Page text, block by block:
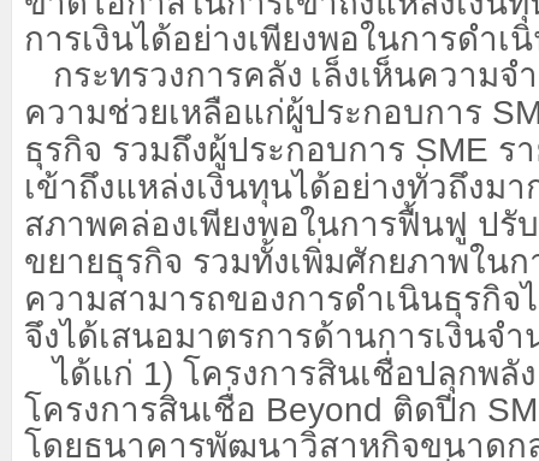
การเงินได้อย่างเพียงพอในการดำเ
กระทรวงการคลัง เล็งเห็นความจ
ความช่วยเหลือแก่ผู้ประกอบการ
ธุรกิจ รวมถึงผู้ประกอบการ SME ร
เข้าถึงแหล่งเงินทุนได้อย่างทั่วถึงม
สภาพคล่องเพียงพอในการฟื้นฟู ปรั
ขยายธุรกิจ รวมทั้งเพิ่มศักยภาพใน
ความสามารถของการดำเนินธุรกิจ
จึงได้เสนอมาตรการด้านการเงินจ
ได้แก่ 1) โครงการสินเชื่อปลุกพลั
โครงการสินเชื่อ Beyond ติดปีก
โดยธนาคารพัฒนาวิสาหกิจขนาดก